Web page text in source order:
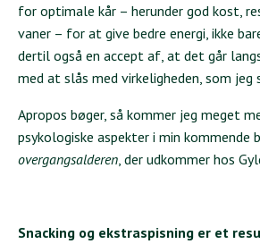
for optimale kår – herunder god kost,
vaner – for at give bedre energi, ikke
dertil også en accept af, at det går
med at slås med virkeligheden, som jeg
Apropos bøger, så kommer jeg meget
psykologiske aspekter i min kommende
overgangsalderen , der udkommer hos
Snacking og ekstraspisning er et